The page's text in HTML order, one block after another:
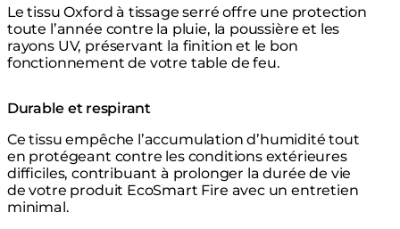
Le tissu Oxford à tissage serré offre une protection
toute l’année contre la pluie, la poussière et les
rayons UV, préservant la finition et le bon
fonctionnement de votre table de feu.
Durable et respirant
Ce tissu empêche l’accumulation d’humidité tout
en protégeant contre les conditions extérieures
difficiles, contribuant à prolonger la durée de vie
de votre produit EcoSmart Fire avec un entretien
minimal.